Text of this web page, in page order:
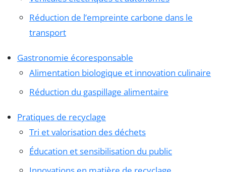
Réduction de l’empreinte carbone dans le
transport
Gastronomie écoresponsable
Alimentation biologique et innovation culinaire
Réduction du gaspillage alimentaire
Pratiques de recyclage
Tri et valorisation des déchets
Éducation et sensibilisation du public